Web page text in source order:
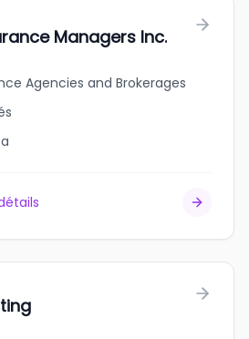
Managers Inc.
Agencies and Brokerages